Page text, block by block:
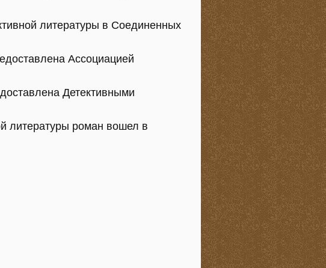
литературы в Соединенных
Ассоциацией
Детективными
литературы роман вошел в